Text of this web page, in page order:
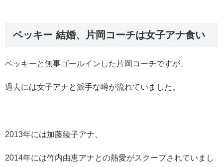
ベッキー 結婚、片岡コーチは女子アナ食い
ベッキーと無事ゴールインした片岡コーチですが、
過去には女子アナと派手な噂が流れていました。
2013年には加藤綾子アナ、
2014年には竹内由恵アナとの熱愛がスクープされていまし